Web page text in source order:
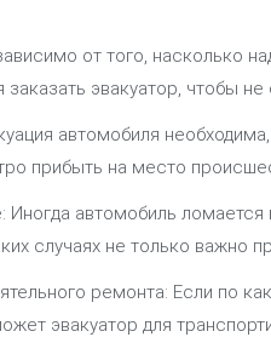
от того, насколько
эвакуатор, чтобы не
автомобиля
прибыть на место
Иногда автомобиль
случаях не только важно
ремонта: Если по
эвакуатор для